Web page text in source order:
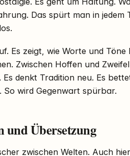
Das spürt man in jedem
Es zeigt, wie Worte und Töne
Zwischen Hoffen und
denkt Tradition neu. Es
So wird Gegenwart spürbar.
Übersetzung
zwischen Welten. Auch